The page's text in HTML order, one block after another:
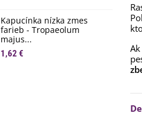
Kapucínka nízka zmes
farieb - Tropaeolum
majus...
1,62 €